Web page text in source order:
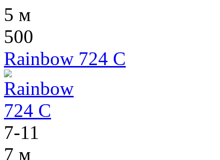
5 м
500
Rainbow 724 C
7-11
7 м